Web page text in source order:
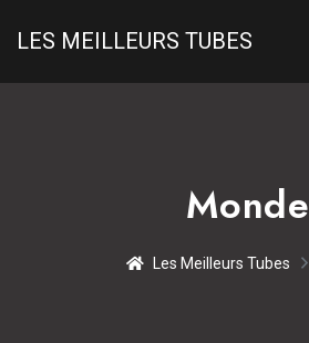
LES MEILLEURS TUBES
Monde
Les Meilleurs Tubes